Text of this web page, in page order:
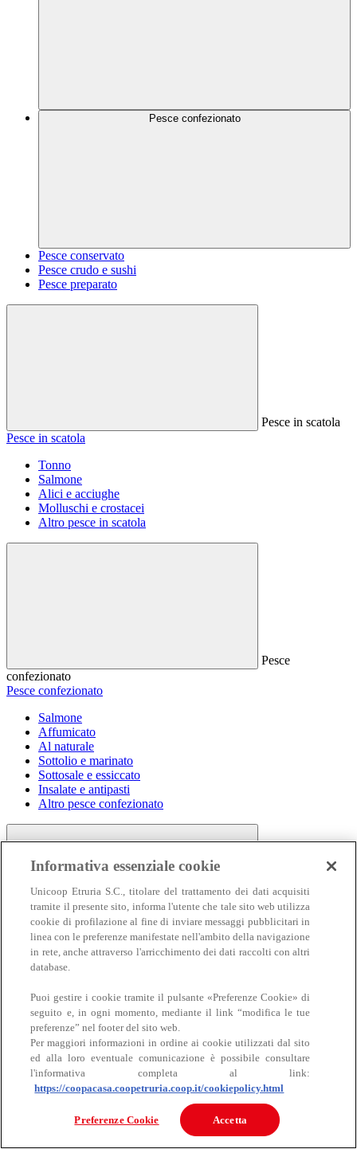
Pesce confezionato
Pesce conservato
Pesce crudo e sushi
Pesce preparato
Pesce in scatola
Pesce in scatola
Tonno
Salmone
Alici e acciughe
Molluschi e crostacei
Altro pesce in scatola
Pesce
confezionato
Pesce confezionato
Salmone
Affumicato
Al naturale
Sottolio e marinato
Sottosale e essiccato
Insalate e antipasti
Altro pesce confezionato
Carne
Carne
Bovino
Informativa essenziale cookie
Unicoop Etruria S.C., titolare del trattamento dei dati acquisiti
tramite il presente sito, informa l'utente che tale sito web utilizza
cookie di profilazione al fine di inviare messaggi pubblicitari in
linea con le preferenze manifestate nell'ambito della navigazione
in rete, anche attraverso l'arricchimento dei dati raccolti con altri
database.
Puoi gestire i cookie tramite il pulsante «Preferenze Cookie» di
seguito e, in ogni momento, mediante il link “modifica le tue
preferenze” nel footer del sito web.
Per maggiori informazioni in ordine ai cookie utilizzati dal sito
ed alla loro eventuale comunicazione è possibile consultare
l'informativa completa al link:
https://coopacasa.coopetruria.coop.it/cookiepolicy.html
Preferenze Cookie Accetta